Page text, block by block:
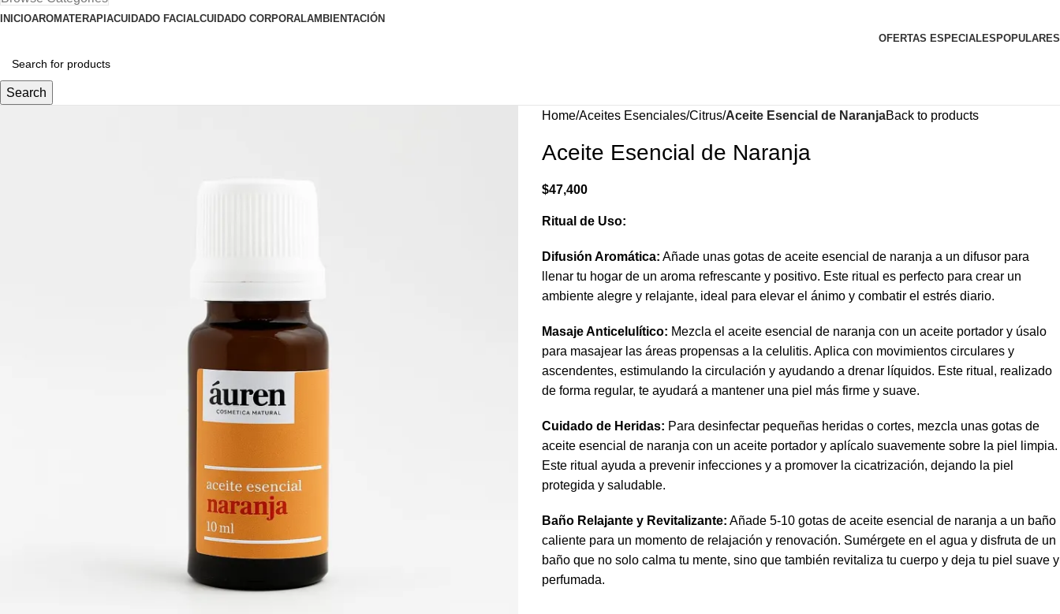
INICIOAROMATERAPIACUIDADO FACIALCUIDADO CORPORALAMBIENTACIÓN
OFERTAS ESPECIALESPOPULARES
Search
Home Aceites Esenciales Citrus Aceite Esencial de NaranjaBack to products
Aceite Esencial de Naranja
$47,400
Ritual de Uso:
Difusión Aromática: Añade unas gotas de aceite esencial de naranja a un difusor para
llenar tu hogar de un aroma refrescante y positivo. Este ritual es perfecto para crear un
ambiente alegre y relajante, ideal para elevar el ánimo y combatir el estrés diario.
Masaje Anticelulítico: Mezcla el aceite esencial de naranja con un aceite portador y úsalo
para masajear las áreas propensas a la celulitis. Aplica con movimientos circulares y
ascendentes, estimulando la circulación y ayudando a drenar líquidos. Este ritual, realizado
de forma regular, te ayudará a mantener una piel más firme y suave.
Cuidado de Heridas: Para desinfectar pequeñas heridas o cortes, mezcla unas gotas de
aceite esencial de naranja con un aceite portador y aplícalo suavemente sobre la piel limpia.
Este ritual ayuda a prevenir infecciones y a promover la cicatrización, dejando la piel
protegida y saludable.
Baño Relajante y Revitalizante: Añade 5-10 gotas de aceite esencial de naranja a un baño
caliente para un momento de relajación y renovación. Sumérgete en el agua y disfruta de un
baño que no solo calma tu mente, sino que también revitaliza tu cuerpo y deja tu piel suave y
perfumada.